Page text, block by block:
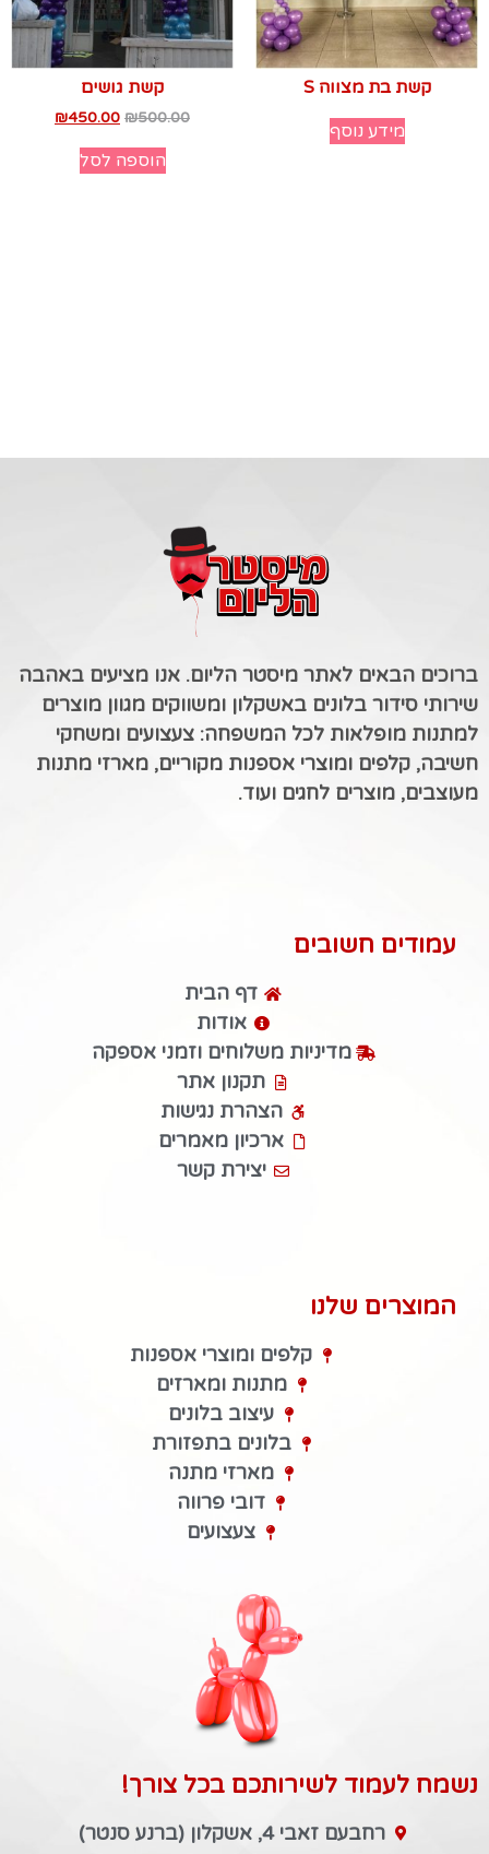
קשת בת מצווה S
מידע נוסף
קשת גושים
₪500.00
₪450.00
הוספה לסל
ברוכים הבאים לאתר מיסטר הליום. אנו מציעים באהבה
שירותי סידור בלונים באשקלון ומשווקים מגוון מוצרים
למתנות מופלאות לכל המשפחה: צעצועים ומשחקי
חשיבה, קלפים ומוצרי אספנות מקוריים, מארזי מתנות
מעוצבים, מוצרים לחגים ועוד.
עמודים חשובים
דף הבית
אודות
מדיניות משלוחים וזמני אספקה
תקנון אתר
הצהרת נגישות
ארכיון מאמרים
יצירת קשר
המוצרים שלנו
קלפים ומוצרי אספנות
מתנות ומארזים
עיצוב בלונים
בלונים בתפזורת
מארזי מתנה
דובי פרווה
צעצועים
נשמח לעמוד לשירותכם בכל צורך!
רחבעם זאבי 4, אשקלון (ברנע סנטר)